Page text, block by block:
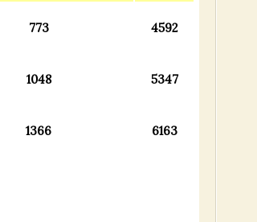
773 4592
1048 5347
1366 6163